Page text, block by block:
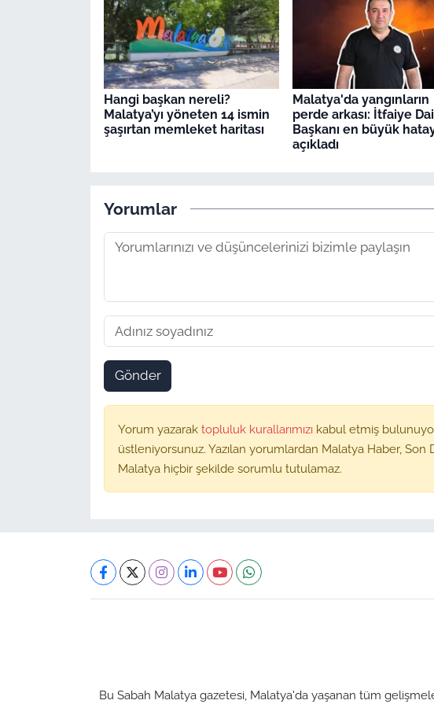
Hangi başkan nereli?
Malatya’yı yöneten 14 ismin
şaşırtan memleket haritası
Malatya'da yangınların
perde arkası: İtfaiye
Başkanı en büyük
açıkladı
Yorumlar
Gönder
Yorum yazarak topluluk kurallarımızı kabul etmiş
üstleniyorsunuz. Yazılan yorumlardan Malatya Haber, Son
Malatya hiçbir şekilde sorumlu tutulamaz.
Bu Sabah Malatya gazetesi, Malatya'da yaşanan tüm